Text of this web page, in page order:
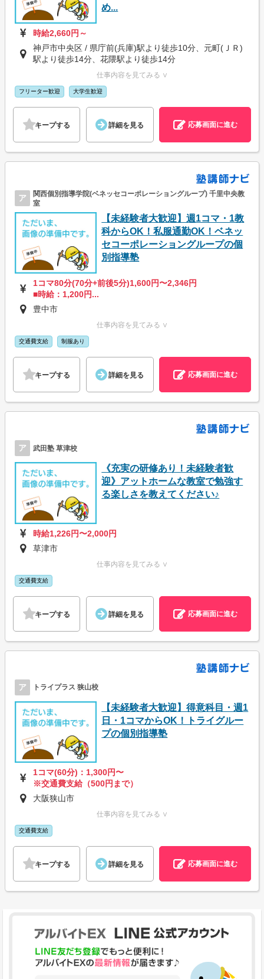
め...
時給2,660円～
神戸市中央区 / 県庁前(兵庫)駅より徒歩10分、元町(ＪＲ)
駅より徒歩14分、花隈駅より徒歩14分
仕事内容を見てみる ∨
フリーター歓迎 大学生歓迎
キープする 詳細を見る 応募画面に進む
ア
関西個別指導学院(ベネッセコーポレーショングループ) 千里中央教
室
【未経験者大歓迎】週1コマ・1教
科からOK！私服通勤OK！ベネッ
セコーポレーショングループの個
別指導塾
1コマ80分(70分+前後5分)1,600円〜2,346円
■時給：1,200円...
豊中市
仕事内容を見てみる ∨
交通費支給 制服あり
キープする 詳細を見る 応募画面に進む
ア 武田塾 草津校
《充実の研修あり！未経験者歓
迎》アットホームな教室で勉強す
る楽しさを教えてください♪
時給1,226円〜2,000円
草津市
仕事内容を見てみる ∨
交通費支給
キープする 詳細を見る 応募画面に進む
ア トライプラス 狭山校
【未経験者大歓迎】得意科目・週1
日・1コマからOK！トライグルー
プの個別指導塾
1コマ(60分)：1,300円〜
※交通費支給（500円まで）
大阪狭山市
仕事内容を見てみる ∨
交通費支給
キープする 詳細を見る 応募画面に進む